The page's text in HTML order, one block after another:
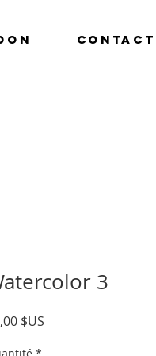
CONTACT
3
$US